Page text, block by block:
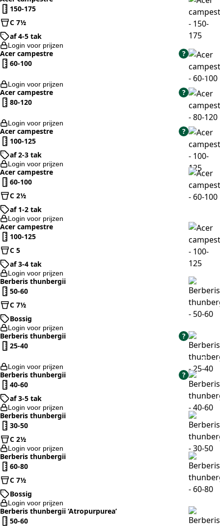
150-175
C 7½
af 4-5 tak
Login voor prijzen
Acer campestre
?
60-100
Login voor prijzen
Acer campestre
?
80-120
Login voor prijzen
Acer campestre
?
100-125
af 2-3 tak
Login voor prijzen
Acer campestre
60-100
C 2½
af 1-2 tak
Login voor prijzen
Acer campestre
100-125
C 5
af 3-4 tak
Login voor prijzen
Berberis thunbergii
50-60
C 7½
Bossig
Login voor prijzen
Berberis thunbergii
?
25-40
Login voor prijzen
Berberis thunbergii
?
40-60
af 3-5 tak
Login voor prijzen
Berberis thunbergii
30-50
C 2½
Login voor prijzen
Berberis thunbergii
60-80
C 7½
Bossig
Login voor prijzen
Berberis thunbergii ‘Atropurpurea’
50-60